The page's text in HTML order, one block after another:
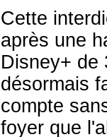
Cette
après une
Disney+ de
désormais
compte
foyer que